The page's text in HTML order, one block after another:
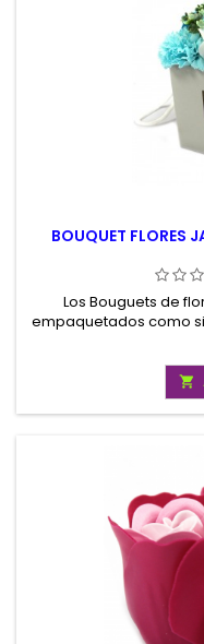
BOUQUET FLORES
Los Bouguets de
empaquetados como
tratara, son un
